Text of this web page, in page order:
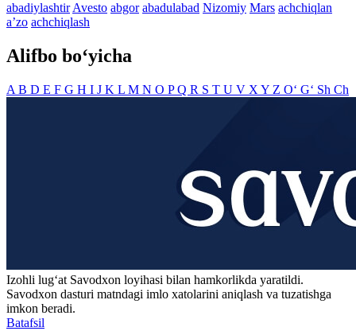
abadiylashtir Avesto abgor abadulabad Nizomiy Mars achchiqlan
aʼzo achchiqlash
Alifbo bo‘yicha
A B D E F G H I J K L M N O PQ R S T U V X Y Z O‘ G‘ Sh Ch
Izohli lugʻat Savodxon loyihasi bilan hamkorlikda yaratildi.
Savodxon dasturi matndagi imlo xatolarini aniqlash va tuzatishga
imkon beradi.
Batafsil